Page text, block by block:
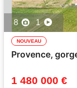
8 1
NOUVEAU
Provence,
1 480 000 €